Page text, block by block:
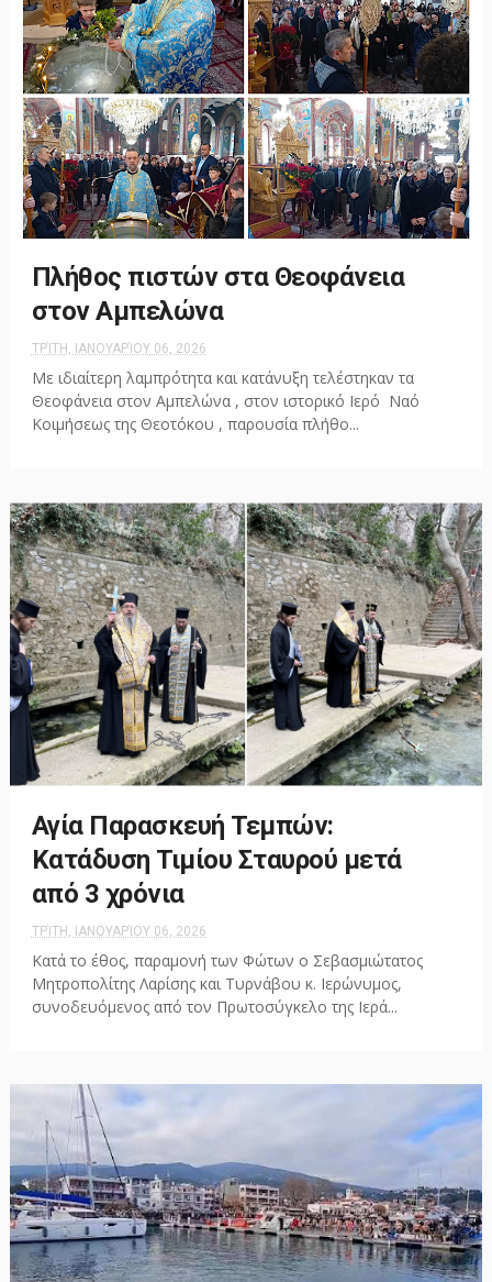
Πλήθος πιστών στα Θεοφάνεια
στον Αμπελώνα
ΤΡΊΤΗ, ΙΑΝΟΥΑΡΊΟΥ 06, 2026
Με ιδιαίτερη λαμπρότητα και κατάνυξη τελέστηκαν τα
Θεοφάνεια στον Αμπελώνα , στον ιστορικό Ιερό Ναό
Κοιμήσεως της Θεοτόκου , παρουσία πλήθο...
Αγία Παρασκευή Τεμπών:
Κατάδυση Τιμίου Σταυρού μετά
από 3 χρόνια
ΤΡΊΤΗ, ΙΑΝΟΥΑΡΊΟΥ 06, 2026
Κατά το έθος, παραμονή των Φώτων ο Σεβασμιώτατος
Μητροπολίτης Λαρίσης και Τυρνάβου κ. Ιερώνυμος,
συνοδευόμενος από τον Πρωτοσύγκελο της Ιερά...